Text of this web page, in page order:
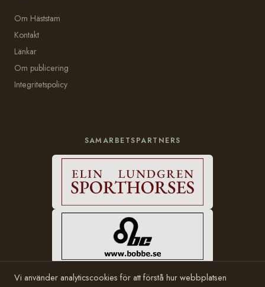
Om Häststam
Kontakt
Länkar
Om publicering
Integritetspolicy
SAMARBETSPARTNERS
Vi använder analyticscookies för att förstå hur webbplatsen